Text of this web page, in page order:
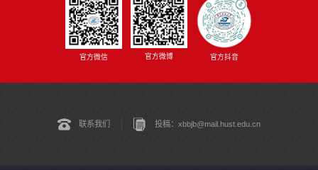
官方微信 官方微博 官方抖音
联系我们 投稿：xbbjb@mail.hust.edu.cn